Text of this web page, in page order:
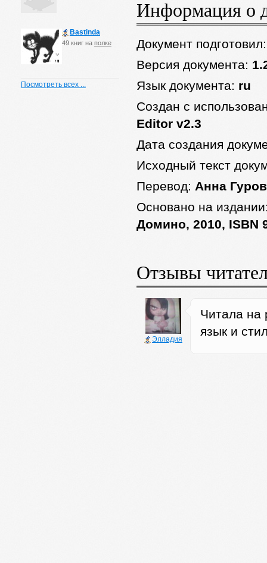
Bastinda
49 книг на полке
Посмотреть всех ...
Информация о
Документ
Версия документа:
Язык документа: ru
Создан с
Editor v2.3
Дата создания
Исходный текст
Перевод: Анна
Основано на
Домино, 2010, ISBN
Отзывы
Элладия
Читала на
язык и